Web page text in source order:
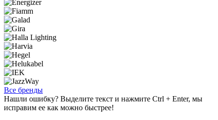
Все бренды
Нашли ошибку? Выделите текст и нажмите Ctrl + Enter, мы
исправим ее как можно быстрее!